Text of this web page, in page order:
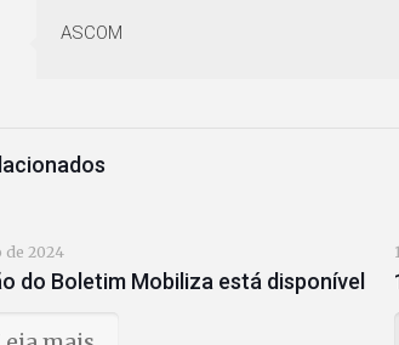
ASCOM
de 2024
do Boletim Mobiliza está disponível